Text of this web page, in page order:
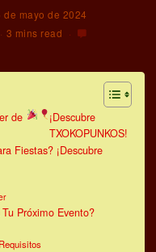
de mayo de 2024
3 mins read
de
¡Descubre
TXOKOPUNKOS!
Fiestas? ¡Descubre
Próximo Evento?